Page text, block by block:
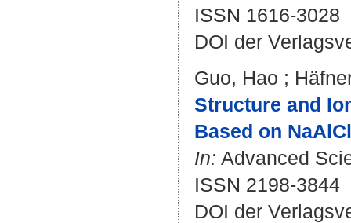
ISSN 1616-3028
DOI der
Guo, Hao ;
Structure and
Based on
In: Advanced
ISSN 2198-3844
DOI der